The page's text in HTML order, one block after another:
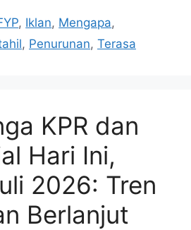
, Iklan, Mengapa,
, Penurunan, Terasa
KPR dan
Hari Ini,
2026: Tren
Berlanjut